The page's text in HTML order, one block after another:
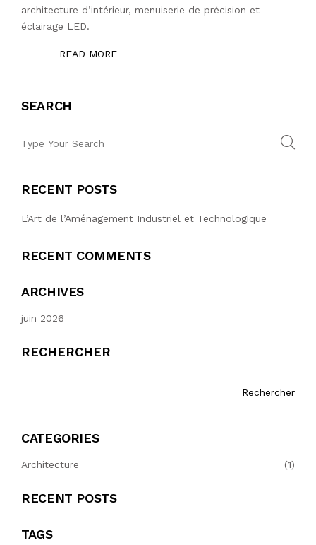
architecture d’intérieur, menuiserie de précision et
éclairage LED.
READ MORE
SEARCH
RECENT POSTS
L’Art de l’Aménagement Industriel et Technologique
RECENT COMMENTS
ARCHIVES
juin 2026
RECHERCHER
Rechercher
CATEGORIES
Architecture (1)
RECENT POSTS
TAGS